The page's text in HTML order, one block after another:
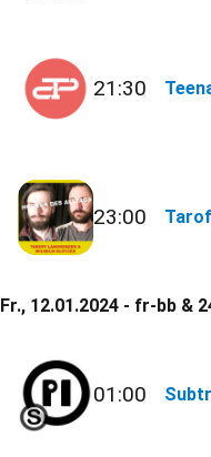
21:30
23:00
Fr., 12.01.2024 - fr-bb &
01:00